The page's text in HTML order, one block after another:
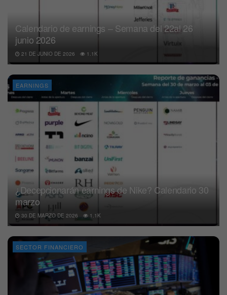
Calendario de earnings – Semana del 22al 26
junio 2026
21 DE JUNIO DE 2026 1.1K
EARNINGS
¿Decepcionarán earnings de Nike? Calendario 30
marzo
30 DE MARZO DE 2026 1.1K
SECTOR FINANCIERO